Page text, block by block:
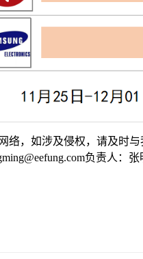
络，如涉及侵权，请及时
负责人：张